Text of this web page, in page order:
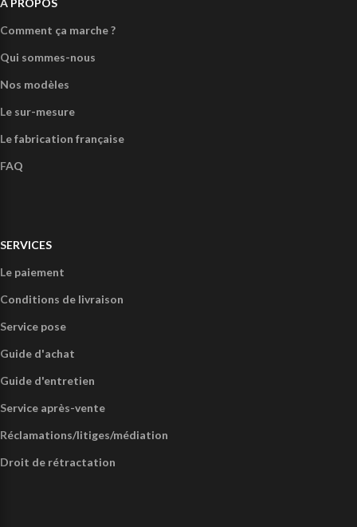
Comment ça marche ?
Qui sommes-nous
Nos modèles
Le sur-mesure
Le fabrication française
FAQ
SERVICES
Le paiement
Conditions de livraison
Service pose
Guide d'achat
Guide d'entretien
Service après-vente
Réclamations/litiges/médiation
Droit de rétractation